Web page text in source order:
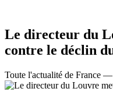
Le directeur du
contre le déclin
Toute l'actualité de France